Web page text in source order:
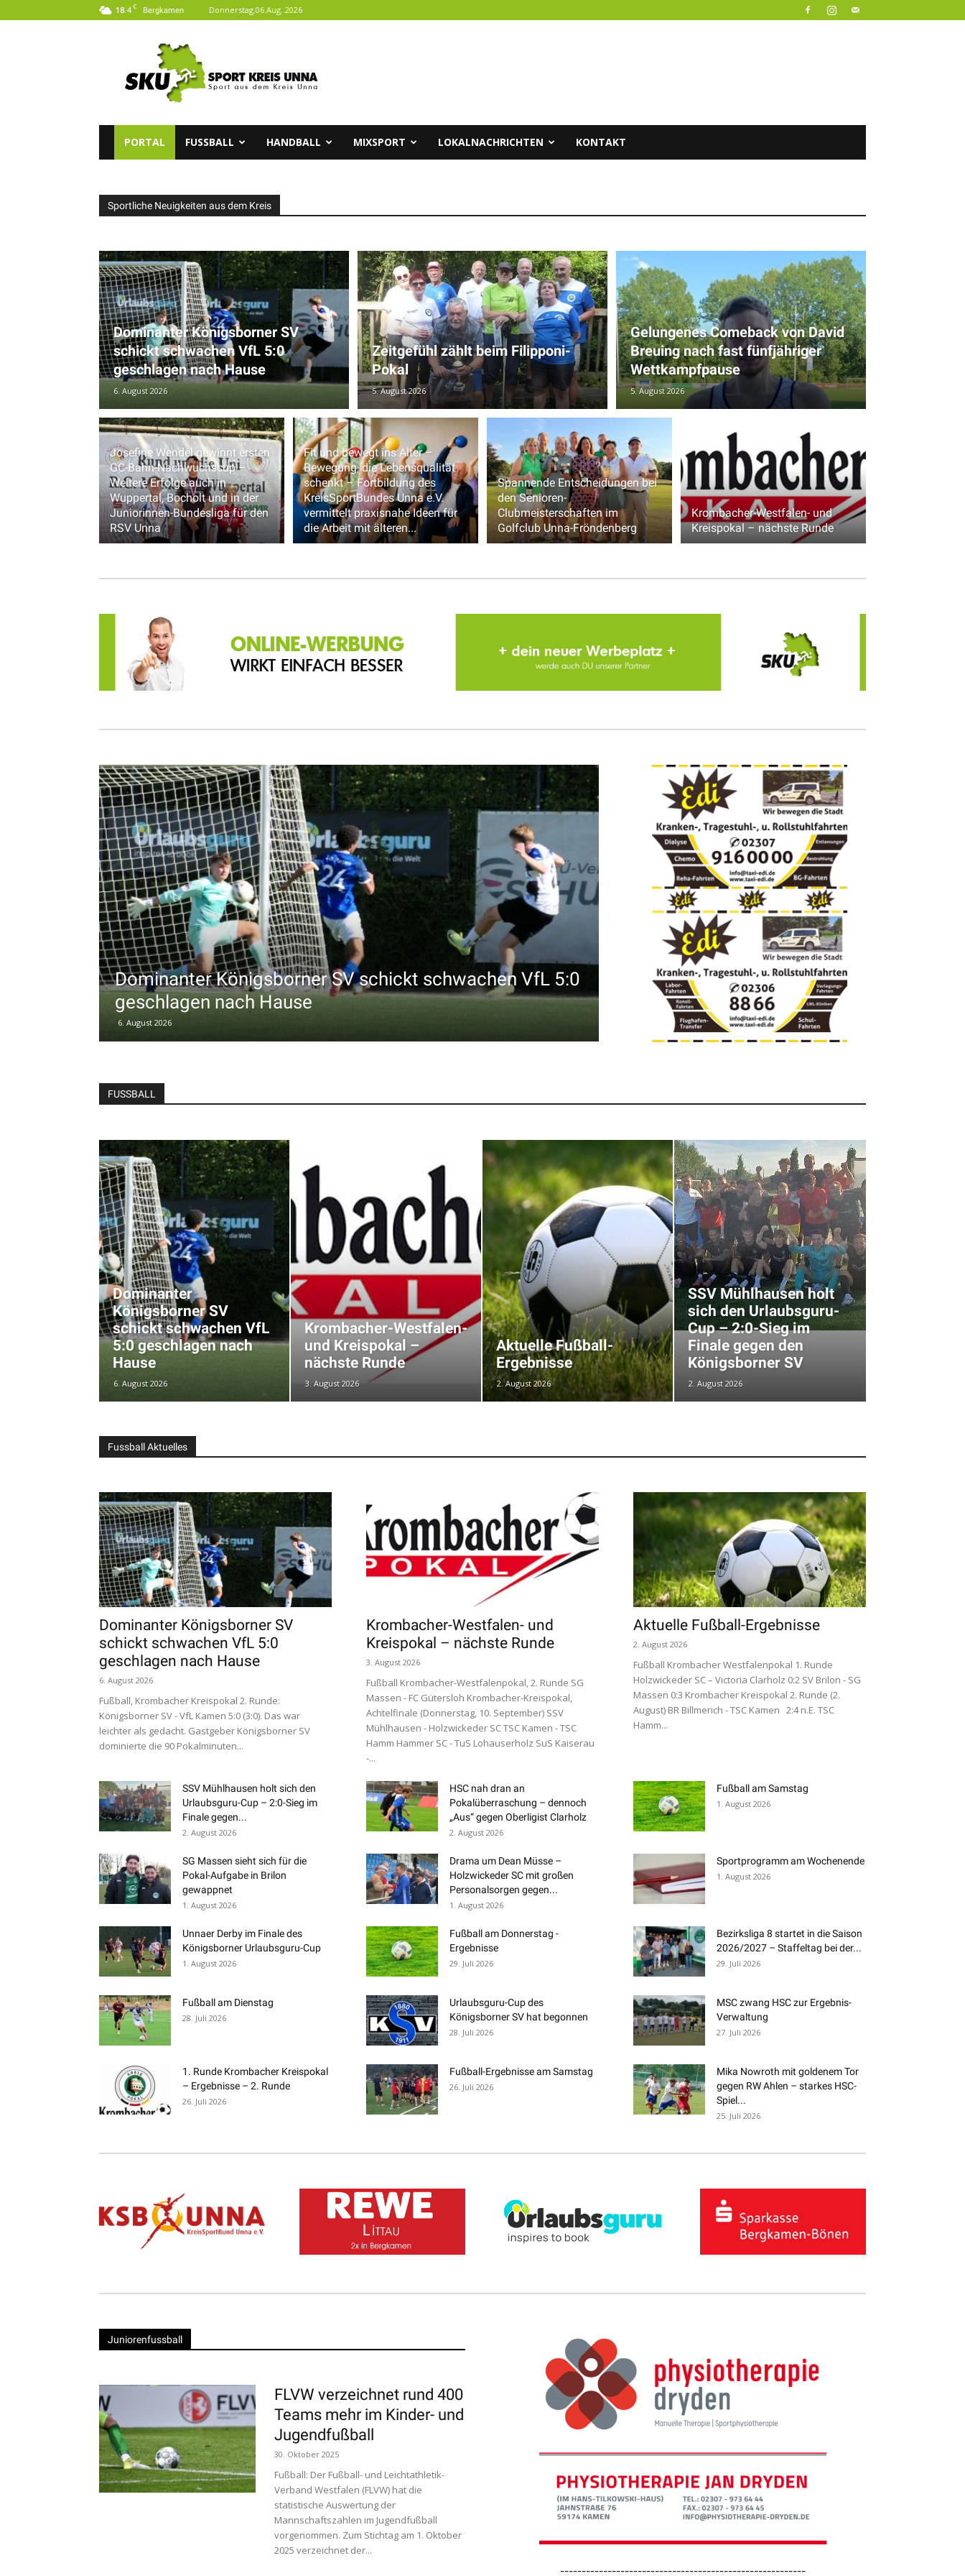
18.4 C Bergkamen Donnerstag.06.Aug..2026
Sport
aus
Unna
PORTAL FUSSBALL HANDBALL MIXSPORT LOKALNACHRICHTEN KONTAKT
Sportliche Neuigkeiten aus dem Kreis
Dominanter Königsborner SV
schickt schwachen VfL 5:0
geschlagen nach Hause
6. August 2026
Zeitgefühl zählt beim Filipponi-
Pokal
5. August 2026
Gelungenes Comeback von David
Breuing nach fast fünfjähriger
Wettkampfpause
5. August 2026
Josefine Wendel gewinnt ersten
GC-Bahn-Nachwuchscup –
Weitere Erfolge auch in
Wuppertal, Bocholt und in der
Juniorinnen-Bundesliga für den
RSV Unna
Fit und bewegt ins Alter –
Bewegung, die Lebensqualität
schenkt – Fortbildung des
KreisSportBundes Unna e.V.
vermittelt praxisnahe Ideen für
die Arbeit mit älteren...
Spannende Entscheidungen bei
den Senioren-
Clubmeisterschaften im
Golfclub Unna-Fröndenberg
Krombacher-Westfalen- und
Kreispokal – nächste Runde
Dominanter Königsborner SV schickt schwachen VfL 5:0
geschlagen nach Hause
6. August 2026
Zeitgefühl zählt beim Filipponi-Pokal
FUSSBALL
Dominanter
Königsborner SV
schickt schwachen VfL
5:0 geschlagen nach
Hause
6. August 2026
Krombacher-Westfalen-
und Kreispokal –
nächste Runde
3. August 2026
Aktuelle Fußball-
Ergebnisse
2. August 2026
SSV Mühlhausen holt
sich den Urlaubsguru-
Cup – 2:0-Sieg im
Finale gegen den
Königsborner SV
2. August 2026
Fussball Aktuelles
Dominanter Königsborner SV
schickt schwachen VfL 5:0
geschlagen nach Hause
6. August 2026
Fußball, Krombacher Kreispokal 2. Runde:
Königsborner SV - VfL Kamen 5:0 (3:0). Das war
leichter als gedacht. Gastgeber Königsborner SV
dominierte die 90 Pokalminuten...
Krombacher-Westfalen- und
Kreispokal – nächste Runde
3. August 2026
Fußball Krombacher-Westfalenpokal, 2. Runde SG
Massen - FC Gütersloh Krombacher-Kreispokal,
Achtelfinale (Donnerstag, 10. September) SSV
Mühlhausen - Holzwickeder SC TSC Kamen - TSC
Hamm Hammer SC - TuS Lohauserholz SuS Kaiserau
-...
Aktuelle Fußball-Ergebnisse
2. August 2026
Fußball Krombacher Westfalenpokal 1. Runde
Holzwickeder SC – Victoria Clarholz 0:2 SV Brilon - SG
Massen 0:3 Krombacher Kreispokal 2. Runde (2.
August) BR Billmerich - TSC Kamen 2:4 n.E. TSC
Hamm...
SSV Mühlhausen holt sich den
Urlaubsguru-Cup – 2:0-Sieg im
Finale gegen...
2. August 2026
HSC nah dran an
Pokalüberraschung – dennoch
„Aus“ gegen Oberligist Clarholz
2. August 2026
Fußball am Samstag
1. August 2026
SG Massen sieht sich für die
Pokal-Aufgabe in Brilon
gewappnet
1. August 2026
Drama um Dean Müsse –
Holzwickeder SC mit großen
Personalsorgen gegen...
1. August 2026
Sportprogramm am Wochenende
1. August 2026
Unnaer Derby im Finale des
Königsborner Urlaubsguru-Cup
1. August 2026
Fußball am Donnerstag -
Ergebnisse
29. Juli 2026
Bezirksliga 8 startet in die Saison
2026/2027 – Staffeltag bei der...
29. Juli 2026
Fußball am Dienstag
28. Juli 2026
Urlaubsguru-Cup des
Königsborner SV hat begonnen
28. Juli 2026
MSC zwang HSC zur Ergebnis-
Verwaltung
27. Juli 2026
1. Runde Krombacher Kreispokal
– Ergebnisse – 2. Runde
26. Juli 2026
Fußball-Ergebnisse am Samstag
26. Juli 2026
Mika Nowroth mit goldenem Tor
gegen RW Ahlen – starkes HSC-
Spiel...
25. Juli 2026
Juniorenfussball
FLVW verzeichnet rund 400
Teams mehr im Kinder- und
Jugendfußball
30. Oktober 2025
Fußball: Der Fußball- und Leichtathletik-
Verband Westfalen (FLVW) hat die
statistische Auswertung der
Mannschaftszahlen im Jugendfußball
vorgenommen. Zum Stichtag am 1. Oktober
2025 verzeichnet der...
---------------------------------------------------------